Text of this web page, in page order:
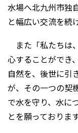
水場へ北九州市独
と幅広い交流を続
また「私たちは
心することができ
自然を、後世に引
が、その一つの契
で水を守り、水に
とを願っておりま